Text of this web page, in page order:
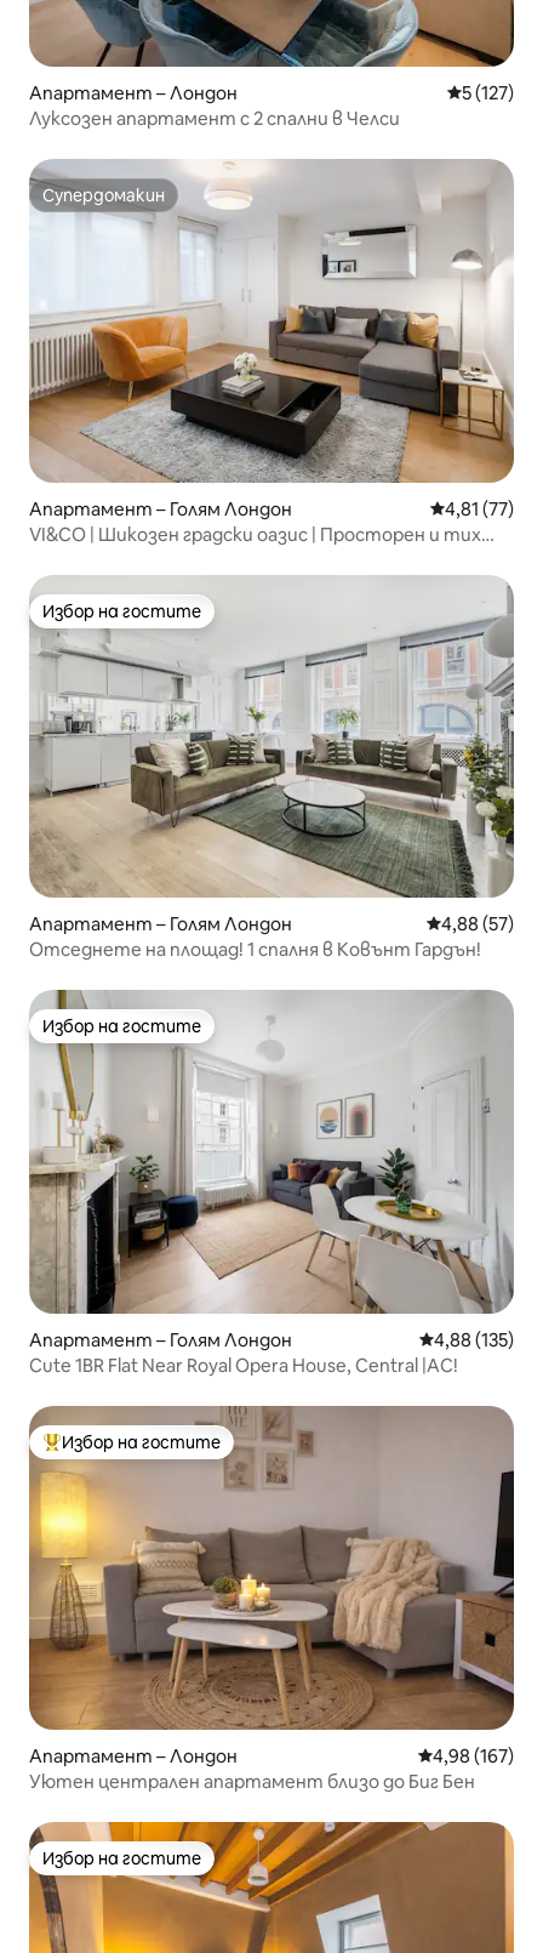
Апартамент – Лондон Средна
5 (127)
Луксозен апартамент с 2 спални в Челси
Супердомакин
Супердомакин
Апартамент – Голям Лондон Средна
4,81 (77)
VI&CO | Шикозен градски оазис | Просторен и тих
Избор на гостите
Избор на гостите
Апартамент – Голям Лондон Средна
4,88 (57)
Отседнете на площад! 1 спалня в Ковънт Гардън!
Избор на гостите
Избор на гостите
Апартамент – Голям Лондон Средна
4,88 (135)
Cute 1BR Flat Near Royal Opera House, Central |AC!
Най-популярен избор на гостите
Избор на гостите
Апартамент – Лондон Средна
4,98 (167)
Уютен централен апартамент близо до Биг Бен
Избор на гостите
Избор на гостите